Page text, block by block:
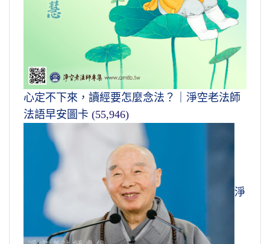
心定不下來，讀經要怎麼念法？｜淨空老法師
法語早安圖卡 (55,946)
淨